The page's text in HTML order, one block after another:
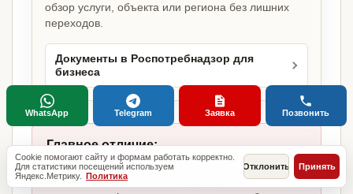
обзор услуги, объекта или региона без лишних
переходов.
Документы в Роспотребнадзор для
бизнеса
Главное отличие:
не копируем шаблоны, а собираем
комплект под магазин фермерских
Cookie помогают сайту и формам работать корректно.
Для статистики посещений используем
Яндекс.Метрику. Политика
Отклонить Принять
WhatsApp Telegram Заявка Позвонить